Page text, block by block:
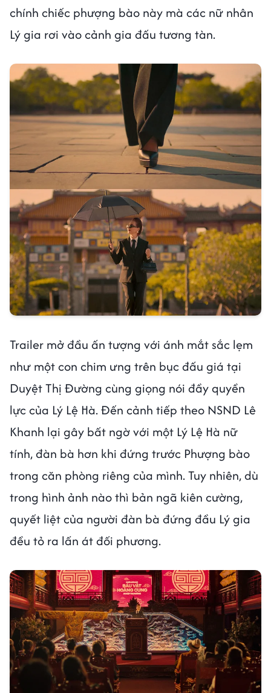
chính chiếc phượng bào này mà các nữ nhân
Lý gia rơi vào cảnh gia đấu tương tàn.
Trailer mở đầu ấn tượng với ánh mắt sắc lẹm
như một con chim ưng trên bục đấu giá tại
Duyệt Thị Đường cùng giọng nói đầy quyền
lực của Lý Lệ Hà. Đến cảnh tiếp theo NSND Lê
Khanh lại gây bất ngờ với một Lý Lệ Hà nữ
tính, đàn bà hơn khi đứng trước Phượng bào
trong căn phòng riêng của mình. Tuy nhiên, dù
trong hình ảnh nào thì bản ngã kiên cường,
quyết liệt của người đàn bà đứng đầu Lý gia
đều tỏ ra lấn át đối phương.